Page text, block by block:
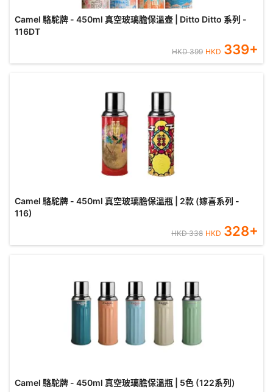
Camel 駱駝牌 - 450ml 真空玻璃膽保溫壺 | Ditto Ditto 系列 -
116DT
HKD399 HKD 339+
Camel 駱駝牌 - 450ml 真空玻璃膽保溫瓶 | 2款 (嫁喜系列 -
116)
HKD338 HKD 328+
Camel 駱駝牌 - 450ml 真空玻璃膽保溫瓶 | 5色 (122系列)